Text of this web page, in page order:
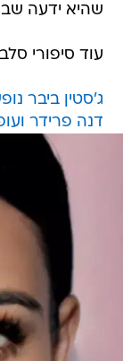
שהיא ידעה
עוד סיפורי
ג'סטין ביבר
דנה פרידר